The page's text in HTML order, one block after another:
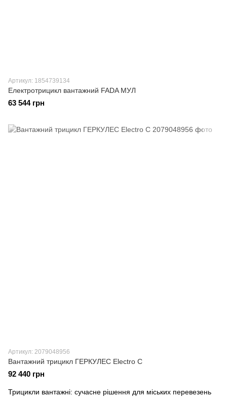
Артикул: 1854739134
Електротрицикл вантажний FADA МУЛ
63 544 грн
Артикул: 2079048956
Вантажний трицикл ГЕРКУЛЕС Electro C
92 440 грн
Трицикли вантажні: сучасне рішення для міських перевезень